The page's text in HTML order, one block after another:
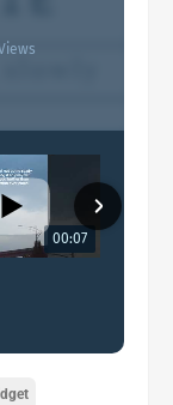
00:07